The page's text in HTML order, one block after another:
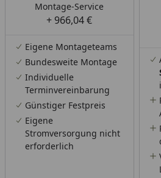
Montage-Service
+ 966,04 €
Eigene Montageteams
Bundesweite Montage
Individuelle
Terminvereinbarung
Günstiger Festpreis
Eigene
Stromversorgung nicht
erforderlich